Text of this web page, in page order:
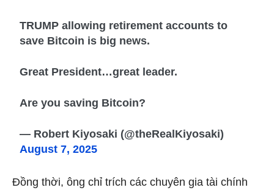
TRUMP allowing retirement accounts to
save Bitcoin is big news.
Great President…great leader.
Are you saving Bitcoin?
— Robert Kiyosaki (@theRealKiyosaki)
August 7, 2025
Đồng thời, ông chỉ trích các chuyên gia tài chính